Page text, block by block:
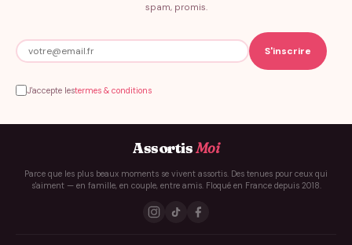
spam, promis.
J'accepte lestermes & conditions
AssortisMoi
Parce que les plus beaux moments se vivent assortis. Des tenues pour ceux qui
s'aiment — en famille, en couple, entre amis. Floqué en France depuis 2018.